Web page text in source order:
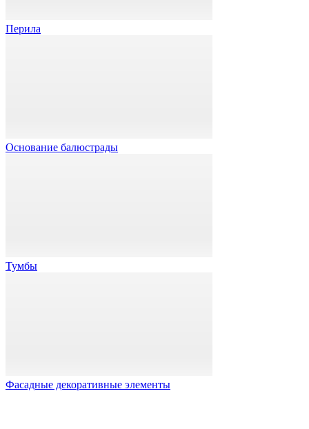
Перила
Основание балюстрады
Тумбы
Фасадные декоративные элементы